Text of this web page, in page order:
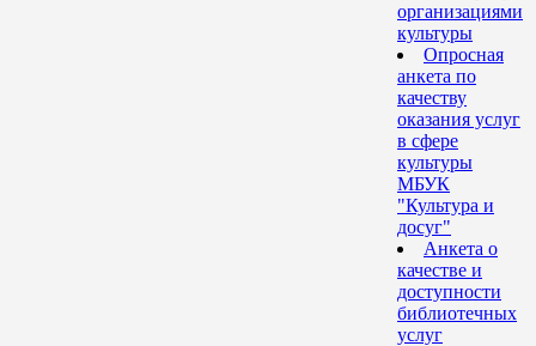
организациями
культуры
Опросная
анкета по
качеству
оказания услуг
в сфере
культуры
МБУК
"Культура и
досуг"
Анкета о
качестве и
доступности
библиотечных
услуг